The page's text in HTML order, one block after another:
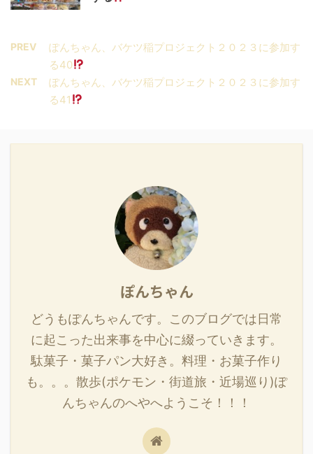
PREV
ぽんちゃん、バケツ稲プロジェクト２０２３に参加す
る40
NEXT
ぽんちゃん、バケツ稲プロジェクト２０２３に参加す
る41
ぽんちゃん
どうもぽんちゃんです。このブログでは日常
に起こった出来事を中心に綴っていきます。
駄菓子・菓子パン大好き。料理・お菓子作り
も。。。散歩(ポケモン・街道旅・近場巡り)ぽ
んちゃんのへやへようこそ！！！